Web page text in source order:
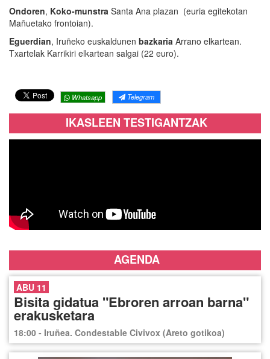
Ondoren, Koko-munstra Santa Ana plazan (euria egitekotan
Mañuetako frontoian).
Eguerdian, Iruñeko euskaldunen bazkaria Arrano elkartean.
Txartelak Karrikiri elkartean salgai (22 euro).
Whatsapp Telegram
IKASLEEN TESTIGANTZAK
AGENDA
ABU 11
Bisita gidatua "Ebroren arroan barna"
erakusketara
18:00 - Iruñea. Condestable Civivox (Areto gotikoa)